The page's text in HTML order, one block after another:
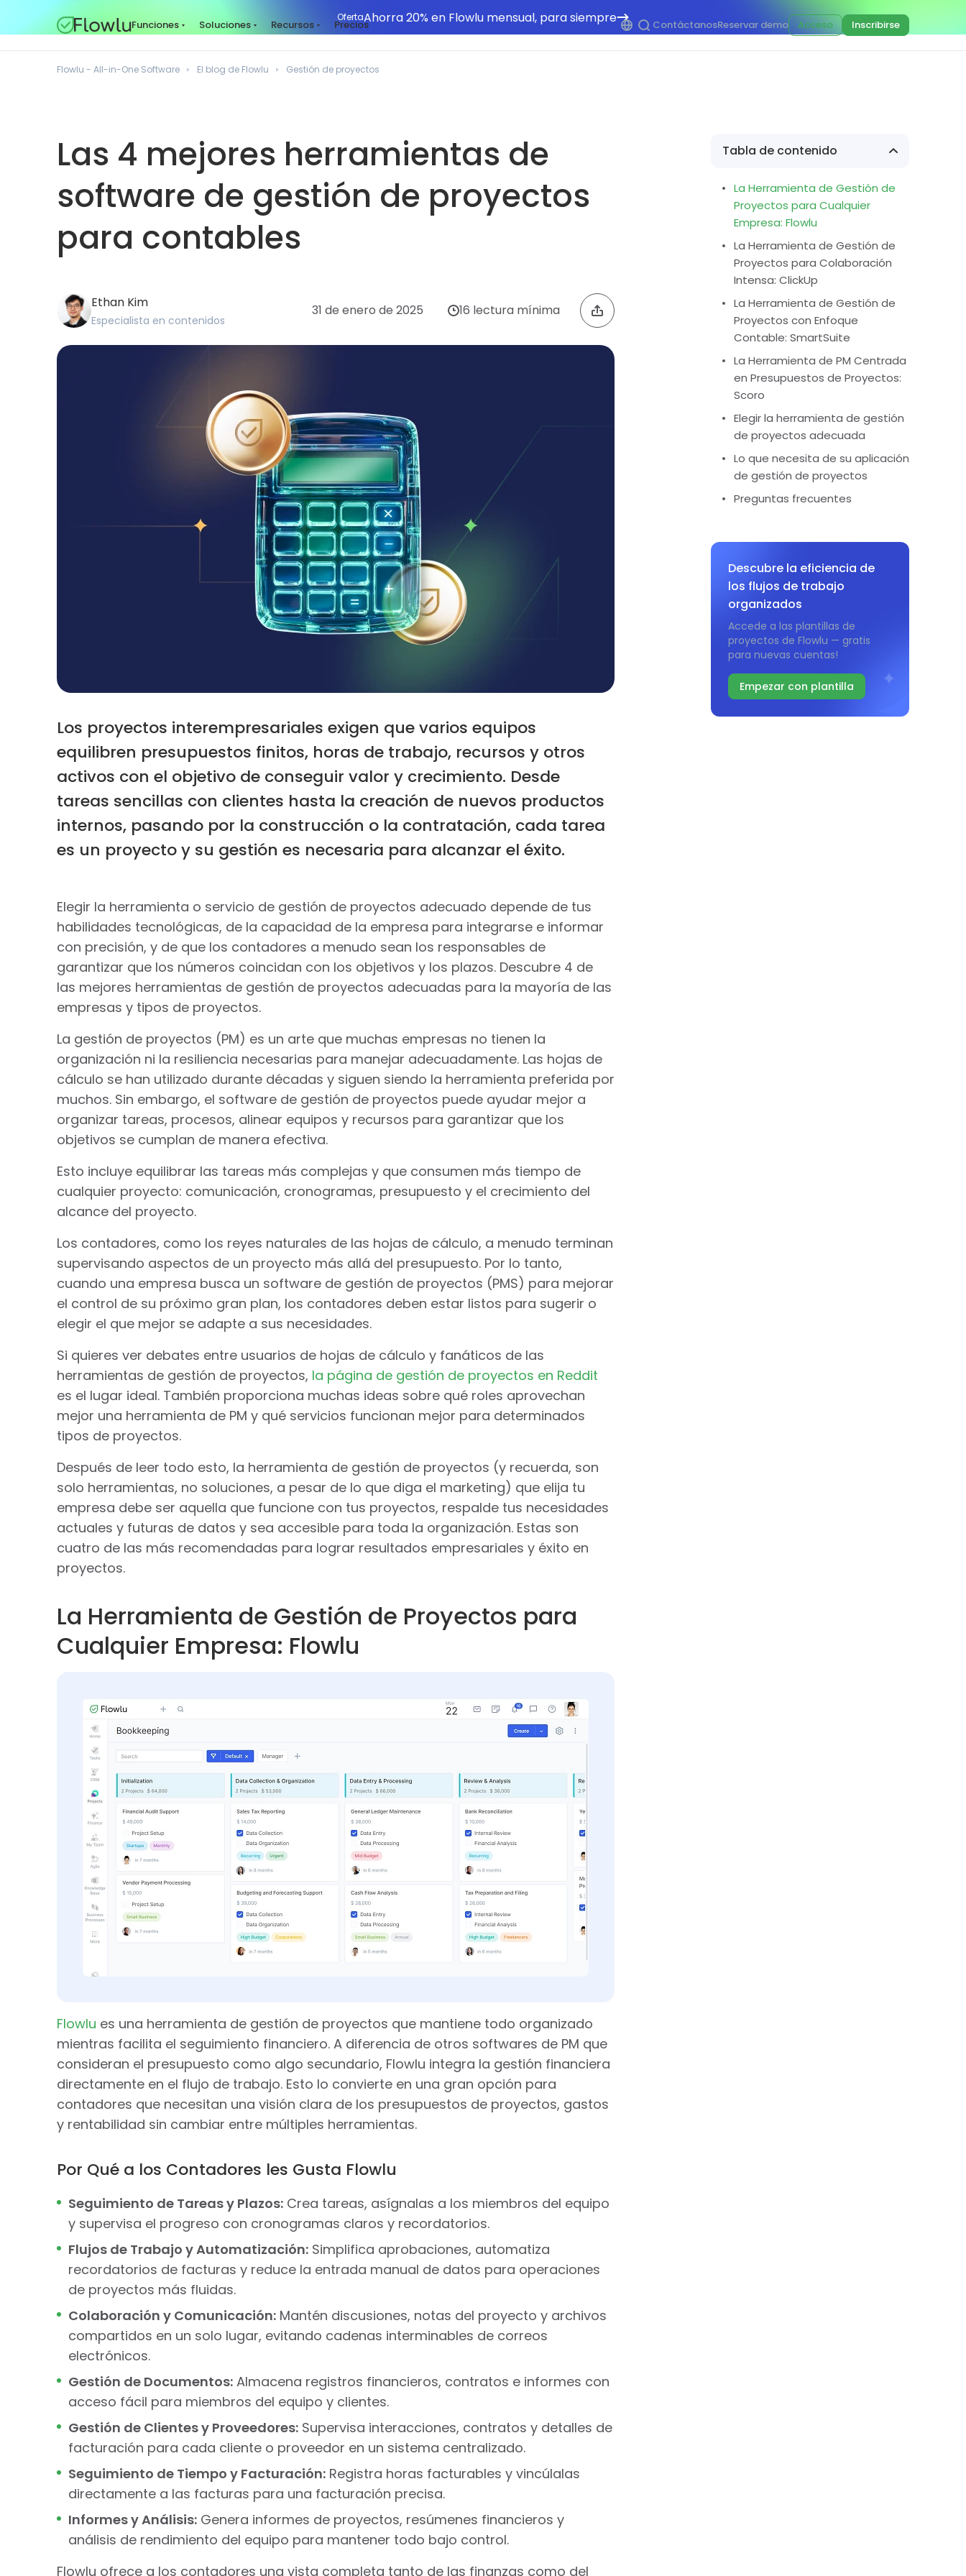
OfertaAhorra 20% en Flowlu mensual, para siempre
Funciones Soluciones Recursos Precios ContáctanosReservar demo Acceso Inscribirse
Flowlu - All-in-One Software El blog de Flowlu Gestión de proyectos
Las 4 mejores herramientas de
software de gestión de proyectos
para contables
Ethan Kim
Especialista en contenidos
31 de enero de 2025 16 lectura mínima
Los proyectos interempresariales exigen que varios equipos
equilibren presupuestos finitos, horas de trabajo, recursos y otros
activos con el objetivo de conseguir valor y crecimiento. Desde
tareas sencillas con clientes hasta la creación de nuevos productos
internos, pasando por la construcción o la contratación, cada tarea
es un proyecto y su gestión es necesaria para alcanzar el éxito.
Elegir la herramienta o servicio de gestión de proyectos adecuado depende de tus
habilidades tecnológicas, de la capacidad de la empresa para integrarse e informar
con precisión, y de que los contadores a menudo sean los responsables de
garantizar que los números coincidan con los objetivos y los plazos. Descubre 4 de
las mejores herramientas de gestión de proyectos adecuadas para la mayoría de las
empresas y tipos de proyectos.
La gestión de proyectos (PM) es un arte que muchas empresas no tienen la
organización ni la resiliencia necesarias para manejar adecuadamente. Las hojas de
cálculo se han utilizado durante décadas y siguen siendo la herramienta preferida por
muchos. Sin embargo, el software de gestión de proyectos puede ayudar mejor a
organizar tareas, procesos, alinear equipos y recursos para garantizar que los
objetivos se cumplan de manera efectiva.
Esto incluye equilibrar las tareas más complejas y que consumen más tiempo de
cualquier proyecto: comunicación, cronogramas, presupuesto y el crecimiento del
alcance del proyecto.
Los contadores, como los reyes naturales de las hojas de cálculo, a menudo terminan
supervisando aspectos de un proyecto más allá del presupuesto. Por lo tanto,
cuando una empresa busca un software de gestión de proyectos (PMS) para mejorar
el control de su próximo gran plan, los contadores deben estar listos para sugerir o
elegir el que mejor se adapte a sus necesidades.
Si quieres ver debates entre usuarios de hojas de cálculo y fanáticos de las
herramientas de gestión de proyectos, la página de gestión de proyectos en Reddit
es el lugar ideal. También proporciona muchas ideas sobre qué roles aprovechan
mejor una herramienta de PM y qué servicios funcionan mejor para determinados
tipos de proyectos.
Después de leer todo esto, la herramienta de gestión de proyectos (y recuerda, son
solo herramientas, no soluciones, a pesar de lo que diga el marketing) que elija tu
empresa debe ser aquella que funcione con tus proyectos, respalde tus necesidades
actuales y futuras de datos y sea accesible para toda la organización. Estas son
cuatro de las más recomendadas para lograr resultados empresariales y éxito en
proyectos.
La Herramienta de Gestión de Proyectos para
Cualquier Empresa: Flowlu
Flowlu es una herramienta de gestión de proyectos que mantiene todo organizado
mientras facilita el seguimiento financiero. A diferencia de otros softwares de PM que
consideran el presupuesto como algo secundario, Flowlu integra la gestión financiera
directamente en el flujo de trabajo. Esto lo convierte en una gran opción para
contadores que necesitan una visión clara de los presupuestos de proyectos, gastos
y rentabilidad sin cambiar entre múltiples herramientas.
Por Qué a los Contadores les Gusta Flowlu
Seguimiento de Tareas y Plazos:Crea tareas, asígnalas a los miembros del equipo
y supervisa el progreso con cronogramas claros y recordatorios.
Flujos de Trabajo y Automatización:Simplifica aprobaciones, automatiza
recordatorios de facturas y reduce la entrada manual de datos para operaciones
de proyectos más fluidas.
Colaboración y Comunicación:Mantén discusiones, notas del proyecto y archivos
compartidos en un solo lugar, evitando cadenas interminables de correos
electrónicos.
Gestión de Documentos:Almacena registros financieros, contratos e informes con
acceso fácil para miembros del equipo y clientes.
Gestión de Clientes y Proveedores:Supervisa interacciones, contratos y detalles de
facturación para cada cliente o proveedor en un sistema centralizado.
Seguimiento de Tiempo y Facturación:Registra horas facturables y vincúlalas
directamente a las facturas para una facturación precisa.
Informes y Análisis:Genera informes de proyectos, resúmenes financieros y
análisis de rendimiento del equipo para mantener todo bajo control.
Flowlu ofrece a los contadores una vista completa tanto de las finanzas como del
Tabla de contenido
La Herramienta de Gestión de
Proyectos para Cualquier
Empresa: Flowlu
La Herramienta de Gestión de
Proyectos para Colaboración
Intensa: ClickUp
La Herramienta de Gestión de
Proyectos con Enfoque
Contable: SmartSuite
La Herramienta de PM Centrada
en Presupuestos de Proyectos:
Scoro
Elegir la herramienta de gestión
de proyectos adecuada
Lo que necesita de su aplicación
de gestión de proyectos
Preguntas frecuentes
Descubre la eficiencia de
los flujos de trabajo
organizados
Accede a las plantillas de
proyectos de Flowlu — gratis
para nuevas cuentas!
Empezar con plantilla